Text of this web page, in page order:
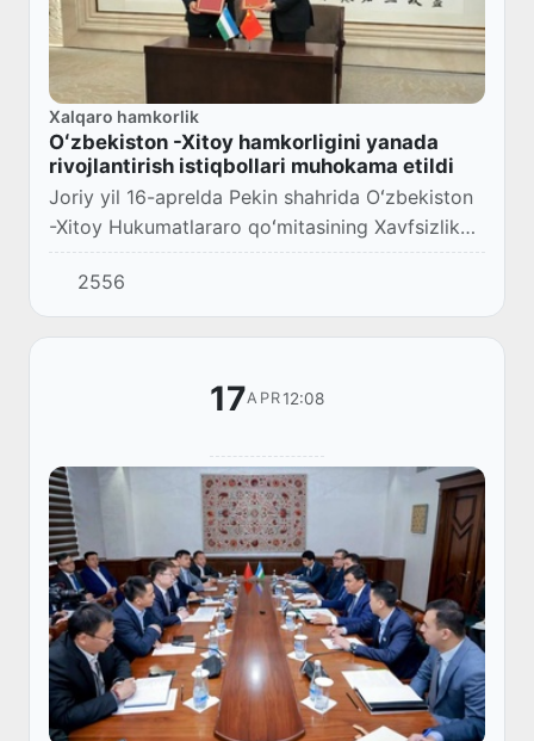
Xalqaro hamkorlik
Oʻzbekiston -Xitoy hamkorligini yanada
rivojlantirish istiqbollari muhokama etildi
Joriy yil 16-aprelda Pekin shahrida Oʻzbekiston
-Xitoy Hukumatlararo qoʻmitasining Xavfsizlik
sohasida hamkorlik boʻyicha kichik
qoʻmitasining sakkizinchi yigʻilishi hamda ikki
mam...
2556
17APR12:08